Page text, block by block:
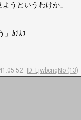
うというわけか」
」ｶﾁｶﾁ
ID: LjwbcnqNo (13)